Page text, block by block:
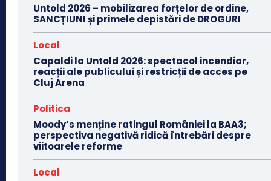
Untold 2026 – mobilizarea forțelor de ordine,
SANCȚIUNI și primele depistări de DROGURI
Local
Capaldi la Untold 2026: spectacol incendiar,
reacții ale publicului și restricții de acces pe
Cluj Arena
Politica
Moody’s menține ratingul României la BAA3;
perspectiva negativă ridică întrebări despre
viitoarele reforme
Local